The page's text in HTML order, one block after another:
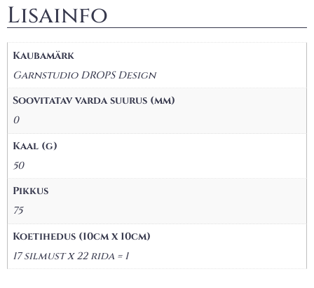
Lisainfo
Kaubamärk
Garnstudio DROPS Design
Soovitatav varda suurus (mm)
0
Kaal (g)
50
Pikkus
75
Koetihedus (10cm x 10cm)
17 silmust x 22 rida = 1